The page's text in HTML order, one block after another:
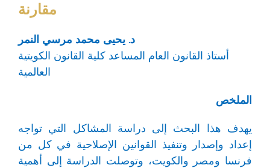
مقارنة
د. يحيى محمد مرسي النمر
أستاذ القانون العام المساعد كلية القانون الكويتية
العالمية
الملخص
يهدف هذا البحث إلى دراسة المشاكل التي تواجه
إعداد وإصدار وتنفيذ القوانين الإصلاحية في كل من
فرنسا ومصر والكويت، وتوصلت الدراسة إلى أهمية